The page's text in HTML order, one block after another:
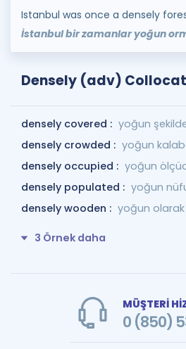
Istanbul was once a densely
İstanbul bir zamanlar yoğun
Densely (adv)
densely covered : yoğun
densely crowded : yoğun
densely occupied : yoğun
densely populated : yoğun
densely wooden : yoğun
3 Örnek daha
MÜŞTERİ
0 (850)